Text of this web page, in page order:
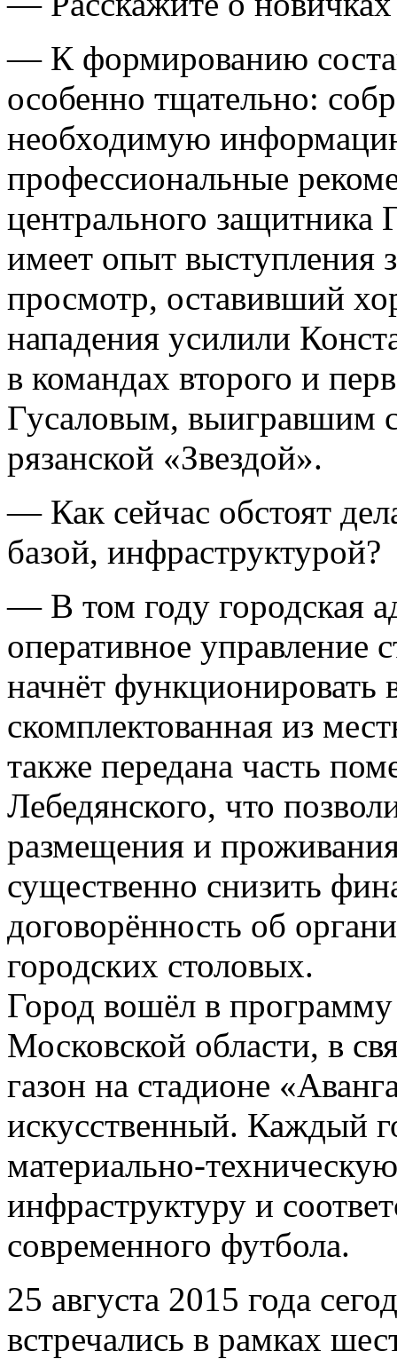
— К формированию
особенно тщательно:
необходимую
профессиональные
центрального защитника
имеет опыт выступления
просмотр, оставивший
нападения усилили
в командах второго и
Гусаловым, выигравшим
рязанской «Звездой».
— Как сейчас обстоят
базой, инфраструктурой?
— В том году городская
оперативное управление
начнёт функционировать
скомплектованная из
также передана часть
Лебедянского, что
размещения и
существенно снизить
договорённость об
городских столовых.
Город вошёл в
Московской области, в
газон на стадионе
искусственный. Каждый
материально-
инфраструктуру и
современного футбола.
25 августа 2015 года
встречались в рамках